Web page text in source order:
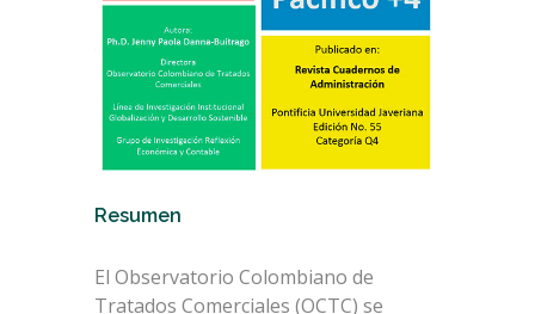
Resumen
El Observatorio Colombiano de
Tratados Comerciales (OCTC) se